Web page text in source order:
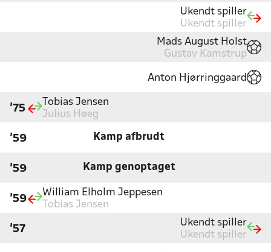
Ukendt spiller
Ukendt spiller
Mads August Holst
Gustav Kamstrup
Anton Hjørringgaard
'75
Tobias Jensen
Julius Høeg
'59 Kamp afbrudt
'59 Kamp genoptaget
'59
William Elholm Jeppesen
Tobias Jensen
'57
Ukendt spiller
Ukendt spiller